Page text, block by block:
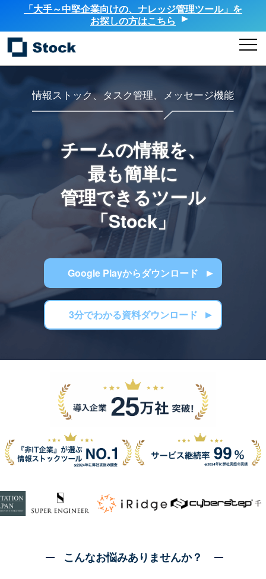
「大手～中堅企業向けの、ナレッジ管理ツール」を
お探しの方はこちら
情報ストック、タスク管理、メッセージ機能
チームの情報を、
最も簡単に
管理できるツール
「Stock」
Google Playからダウンロード
3分でわかる資料ダウンロード
こんなお悩みありませんか？